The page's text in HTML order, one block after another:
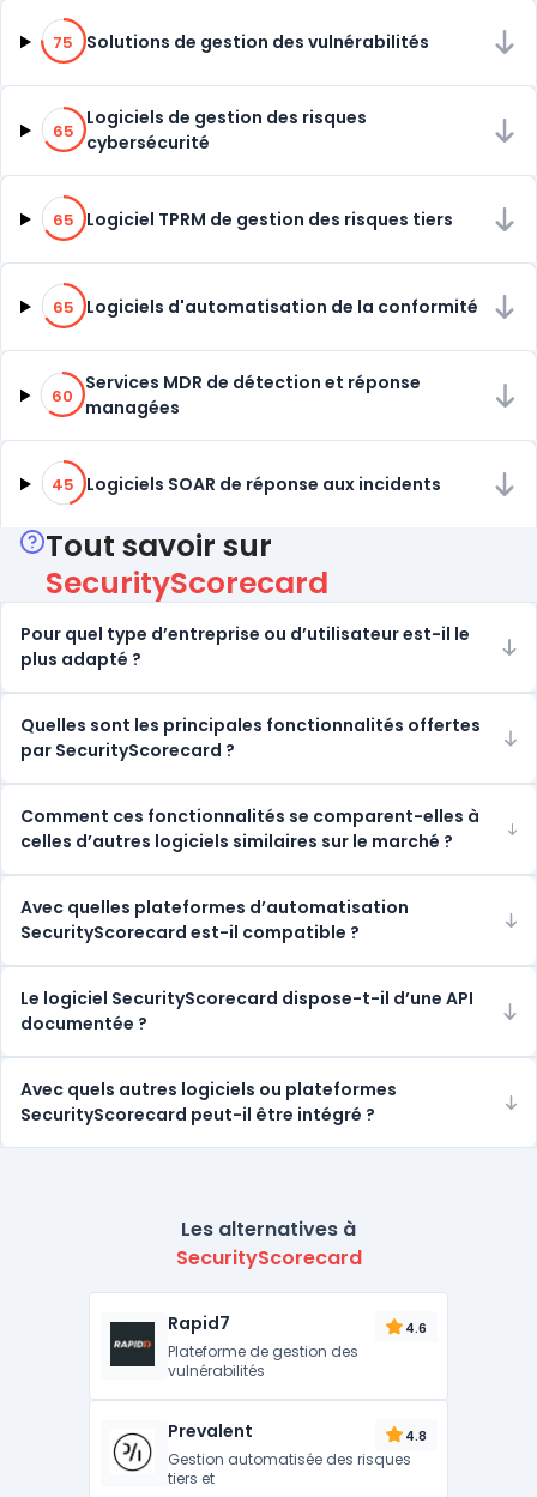
75% de compatibilité
75 Solutions de gestion des vulnérabilités
65% de compatibilité
65
Logiciels de gestion des risques
cybersécurité
65% de compatibilité
65 Logiciel TPRM de gestion des risques tiers
65% de compatibilité
65 Logiciels d'automatisation de la conformité
60% de compatibilité
60
Services MDR de détection et réponse
managées
45% de compatibilité
45 Logiciels SOAR de réponse aux incidents
Tout savoir sur
SecurityScorecard
Pour quel type d’entreprise ou d’utilisateur est-il le
plus adapté ?
Quelles sont les principales fonctionnalités offertes
par SecurityScorecard ?
Comment ces fonctionnalités se comparent-elles à
celles d’autres logiciels similaires sur le marché ?
Avec quelles plateformes d’automatisation
SecurityScorecard est-il compatible ?
Le logiciel SecurityScorecard dispose-t-il d’une API
documentée ?
Avec quels autres logiciels ou plateformes
SecurityScorecard peut-il être intégré ?
Les alternatives à
SecurityScorecard
Rapid7 4.6
Plateforme de gestion des
vulnérabilités
Prevalent 4.8
Gestion automatisée des risques
tiers et